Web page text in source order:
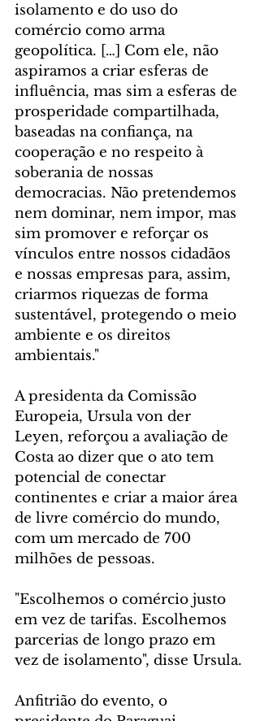
isolamento e do uso do
comércio como arma
geopolítica. […] Com ele, não
aspiramos a criar esferas de
influência, mas sim a esferas de
prosperidade compartilhada,
baseadas na confiança, na
cooperação e no respeito à
soberania de nossas
democracias. Não pretendemos
nem dominar, nem impor, mas
sim promover e reforçar os
vínculos entre nossos cidadãos
e nossas empresas para, assim,
criarmos riquezas de forma
sustentável, protegendo o meio
ambiente e os direitos
ambientais."
A presidenta da Comissão
Europeia, Ursula von der
Leyen, reforçou a avaliação de
Costa ao dizer que o ato tem
potencial de conectar
continentes e criar a maior área
de livre comércio do mundo,
com um mercado de 700
milhões de pessoas.
"Escolhemos o comércio justo
em vez de tarifas. Escolhemos
parcerias de longo prazo em
vez de isolamento", disse Ursula.
Anfitrião do evento, o